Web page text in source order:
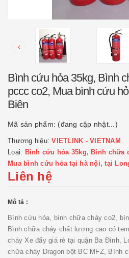
Bình cứu hỏa 35kg, Bình
pccc co2, Mua bình cứu
Biên
Mã sản phẩm: (đang cập nhật...)
Thương hiệu:VIETLINK - VIETNAM
Loại: Bình cứu hỏa 35kg, Bình chữa
Mua bình cứu hỏa tại hà nội, tại
Liên hệ
Mô tả :
Bình cứu hỏa, bình chữa cháy co2,
Bình chữa cháy chất lượng cao có
cháy Xe đẩy giá rẻ tại quận Ba Đình,
chữa cháy Dragon bột BC MFZ, Bình